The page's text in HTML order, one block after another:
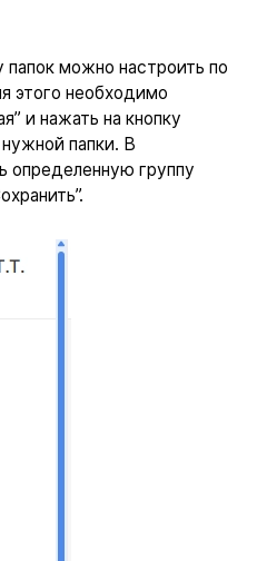
можно настроить по
этого необходимо
и нажать на кнопку
нужной папки. В
определенную группу